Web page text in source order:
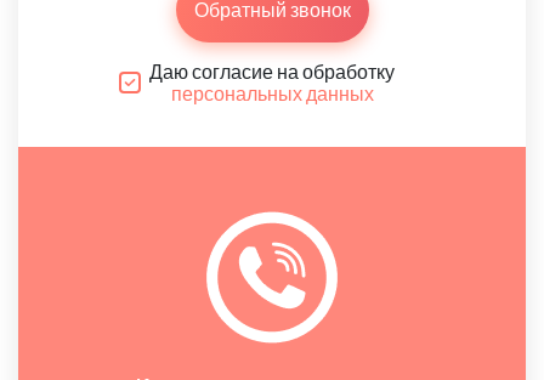
Обратный звонок
Даю согласие на обработку
персональных данных